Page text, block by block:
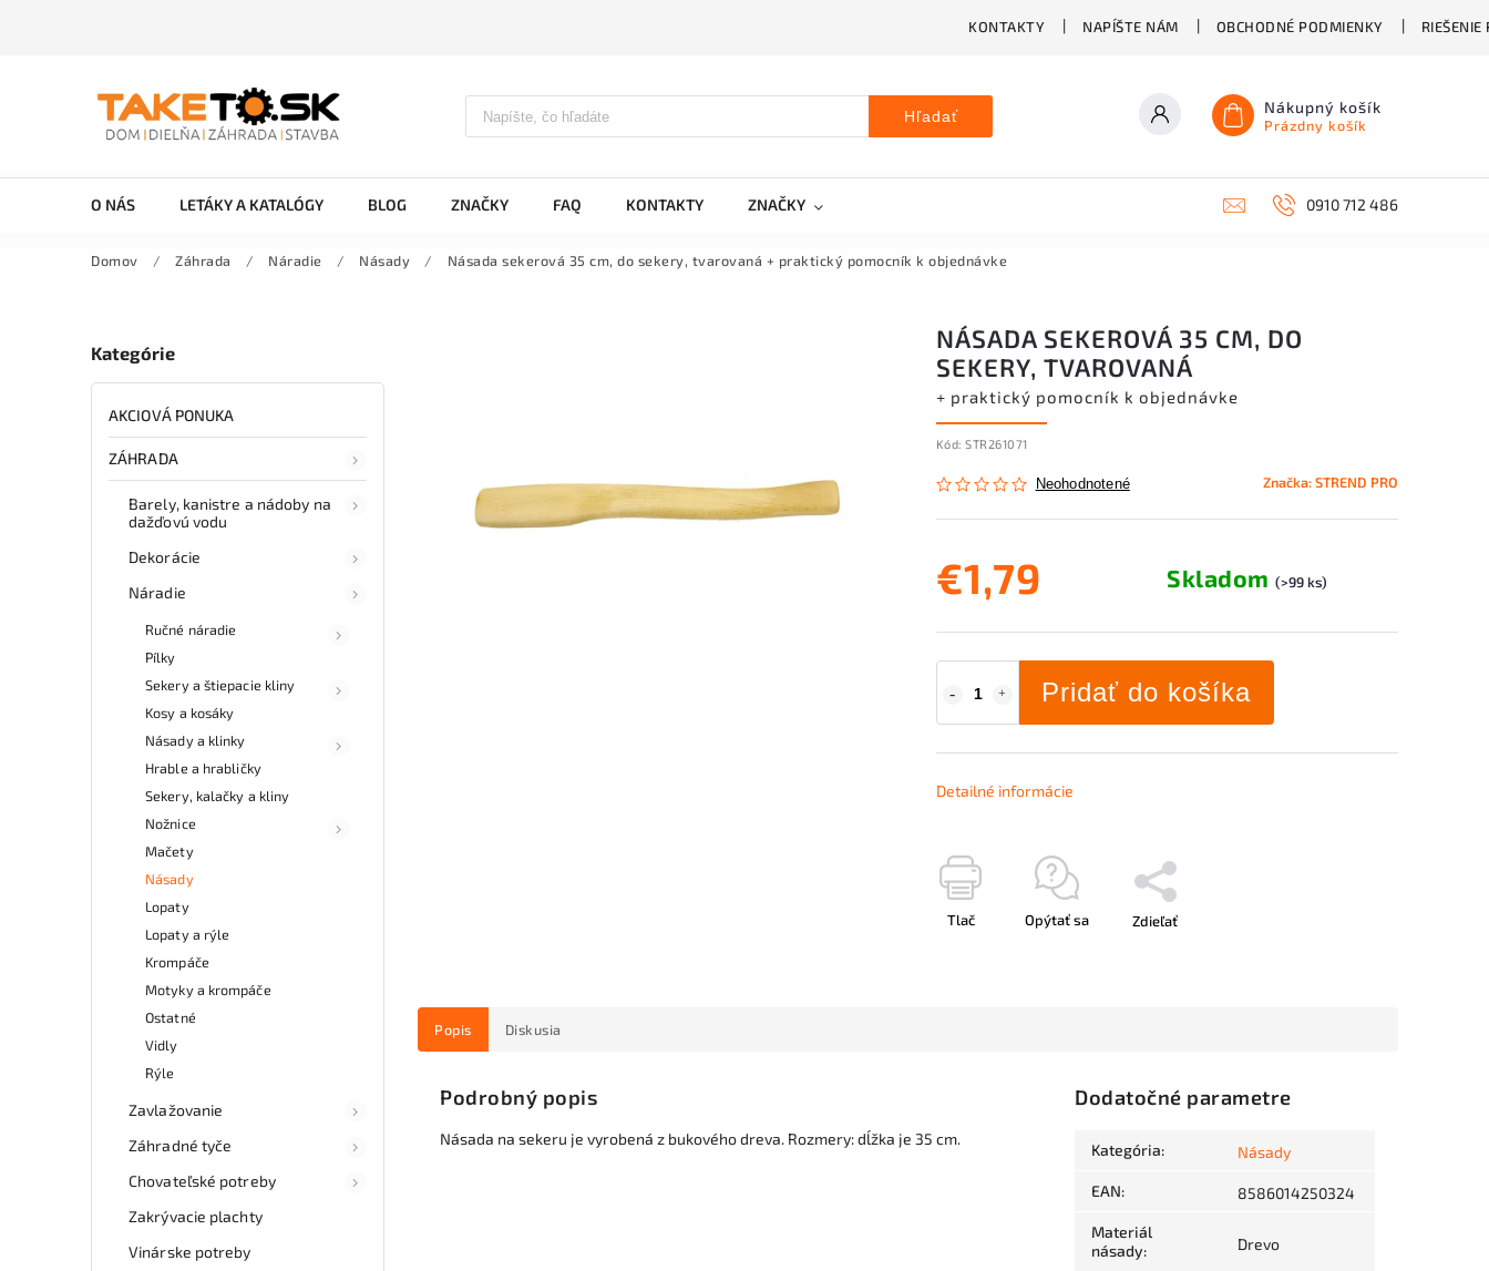
KONTAKTY NAPÍŠTE NÁM OBCHODNÉ PODMIENKY RIEŠENIE
Hľadať Nákupný košík
Prázdny košík
O NÁS LETÁKY A KATALÓGY BLOG ZNAČKY FAQ KONTAKTY ZNAČKY 0910 712 486
Domov / Záhrada / Náradie / Násady / Násada sekerová 35 cm, do sekery, tvarovaná + praktický pomocník k objednávke
Kategórie
AKCIOVÁ PONUKA
ZÁHRADA
Barely, kanistre a nádoby na
dažďovú vodu
Dekorácie
Náradie
Ručné náradie
Pílky
Sekery a štiepacie kliny
Kosy a kosáky
Násady a klinky
Hrable a hrabličky
Sekery, kalačky a kliny
Nožnice
Mačety
Násady
Lopaty
Lopaty a rýle
Krompáče
Motyky a krompáče
Ostatné
Vidly
Rýle
Zavlažovanie
Záhradné tyče
Chovateľské potreby
Zakrývacie plachty
Vinárske potreby
NÁSADA SEKEROVÁ 35 CM, DO
SEKERY, TVAROVANÁ
+ praktický pomocník k objednávke
Kód: STR261071
Neohodnotené Značka:STREND PRO
€1,79 Skladom(>99 ks)
Pridať do košíka
Detailné informácie
Tlač Opýtať sa Zdieľať
Popis Diskusia
Podrobný popis
Násada na sekeru je vyrobená z bukového dreva. Rozmery: dĺžka je 35 cm.
Dodatočné parametre
Kategória: Násady
EAN: 8586014250324
Materiál
násady: Drevo